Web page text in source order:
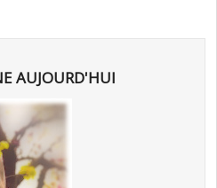
AUJOURD'HUI